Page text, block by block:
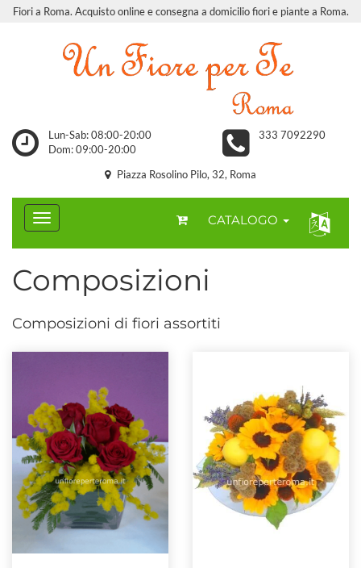
Fiori a Roma. Acquisto online e consegna a domicilio fiori e piante a Roma.
Lun-Sab: 08:00-20:00
Dom: 09:00-20:00
333 7092290
Piazza Rosolino Pilo, 32, Roma
CATALOGO
Composizioni
Composizioni di fiori assortiti